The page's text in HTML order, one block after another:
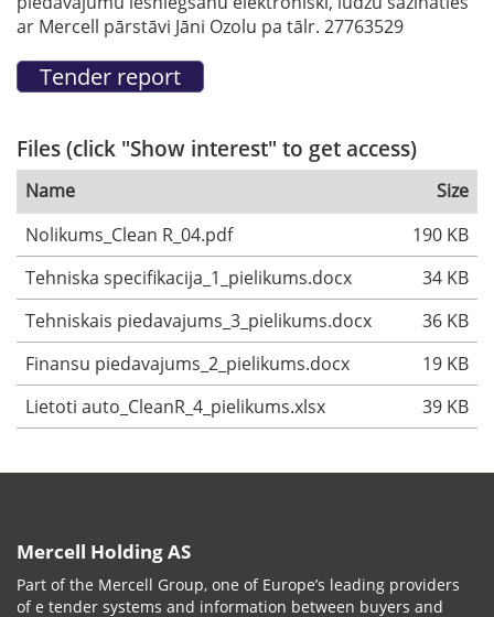
ar Mercell pārstāvi Jāni Ozolu pa tālr. 27763529
Files (click "Show interest" to get access)
Name
Size
Nolikums_Clean R_04.pdf
190 KB
Tehniska specifikacija_1_pielikums.docx
34 KB
Tehniskais piedavajums_3_pielikums.docx
36 KB
Finansu piedavajums_2_pielikums.docx
19 KB
Lietoti auto_CleanR_4_pielikums.xlsx
39 KB
Mercell Holding AS
Part of the Mercell Group, one of Europe’s leading providers
of e tender systems and information between buyers and